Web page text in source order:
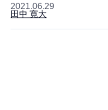
2021.06.29
田中 寛大